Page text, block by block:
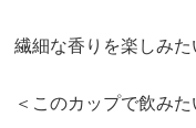
繊細な香りを楽しみた
＜このカップで飲みた